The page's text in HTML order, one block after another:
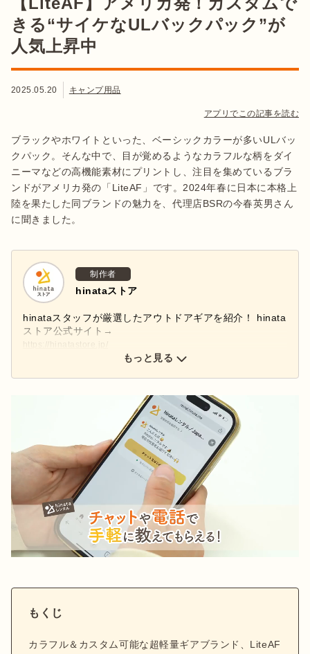
きる“サイケなULバックパック”が
人気上昇中
2025.05.20 キャンプ用品
アプリでこの記事を読む
ブラックやホワイトといった、ベーシックカラーが多いULバッ
クパック。そんな中で、目が覚めるようなカラフルな柄をダイ
ニーマなどの高機能素材にプリントし、注目を集めているブラ
ンドがアメリカ発の「LiteAF」です。2024年春に日本に本格上
陸を果たした同ブランドの魅力を、代理店BSRの今春英男さん
に聞きました。
制作者
hinataストア
hinataスタッフが厳選したアウトドアギアを紹介！ hinata
ストア公式サイト→
hinataストア公式インスタグラムアカウント→
もっと見る
もくじ
カラフル＆カスタム可能な超軽量ギアブランド、LiteAF